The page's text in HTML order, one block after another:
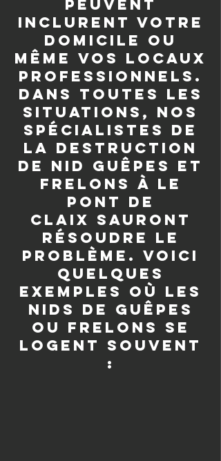
peuvent
inclurent votre
domicile ou
même vos locaux
professionnels.
Dans toutes les
situations, nos
spécialistes de
la destruction
de nid guêpes et
frelons à Le
Pont de
Claix sauront
résoudre le
problème. Voici
quelques
exemples où les
nids de guêpes
ou frelons se
logent souvent
: